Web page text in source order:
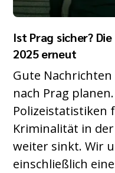
Ist Prag sicher?
2025 erneut
Gute Nachrichten
nach Prag
Polizeistatistiken
Kriminalität in
weiter sinkt. Wir
einschließlich